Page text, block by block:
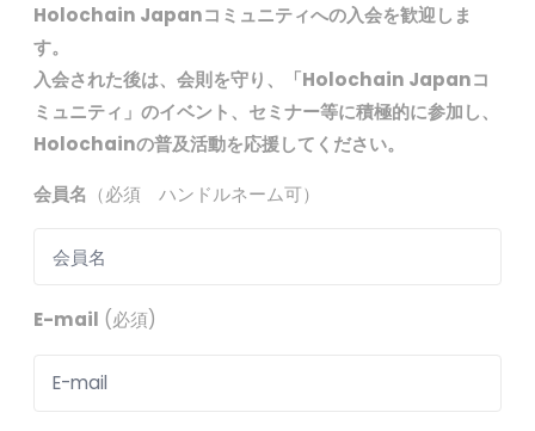
Holochain Japanコミュニティへの入会を歓迎しま
す。
入会された後は、会則を守り、「Holochain Japanコ
ミュニティ」のイベント、セミナー等に積極的に参加し、
Holochainの普及活動を応援してください。
会員名 （必須 ハンドルネーム可）
E-mail (必須)